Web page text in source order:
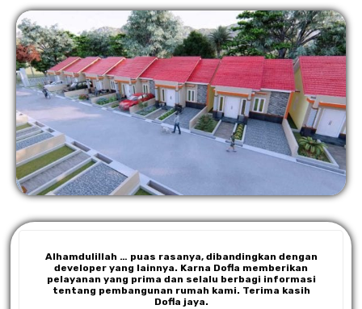
Alhamdulillah … puas rasanya, dibandingkan dengan
developer yang lainnya. Karna Dofla memberikan
pelayanan yang prima dan selalu berbagi informasi
tentang pembangunan rumah kami. Terima kasih
Dofla jaya.